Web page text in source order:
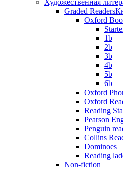
Художественная
Graded Readers
Oxford
1b
2b
3b
4b
5b
6b
Oxford
Oxford
Reading
Pearson
Penguin
Collins
Dominoes
Reading
Non-fiction